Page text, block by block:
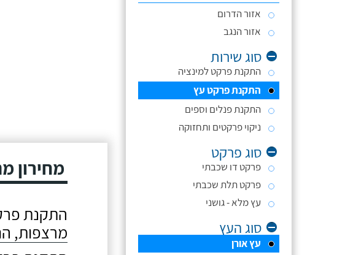
אזור הדרום
אזור הנגב
סוג שירות
התקנת פרקט למינציה
התקנת פרקט עץ
התקנת פנלים וספים
ניקוי פרקטים ותחזוקה
סוג פרקט
פרקט דו שכבתי
פרקט תלת שכבתי
עץ מלא - גושני
סוג העץ
עץ אורן
מחירון
התקנת
מרצפות,